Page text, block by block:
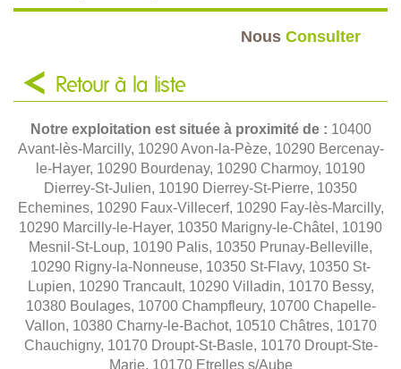
Nous Consulter
Retour à la liste
Notre exploitation est située à proximité de : 10400
Avant-lès-Marcilly, 10290 Avon-la-Pèze, 10290 Bercenay-
le-Hayer, 10290 Bourdenay, 10290 Charmoy, 10190
Dierrey-St-Julien, 10190 Dierrey-St-Pierre, 10350
Echemines, 10290 Faux-Villecerf, 10290 Fay-lès-Marcilly,
10290 Marcilly-le-Hayer, 10350 Marigny-le-Châtel, 10190
Mesnil-St-Loup, 10190 Palis, 10350 Prunay-Belleville,
10290 Rigny-la-Nonneuse, 10350 St-Flavy, 10350 St-
Lupien, 10290 Trancault, 10290 Villadin, 10170 Bessy,
10380 Boulages, 10700 Champfleury, 10700 Chapelle-
Vallon, 10380 Charny-le-Bachot, 10510 Châtres, 10170
Chauchigny, 10170 Droupt-St-Basle, 10170 Droupt-Ste-
Marie, 10170 Etrelles s/Aube